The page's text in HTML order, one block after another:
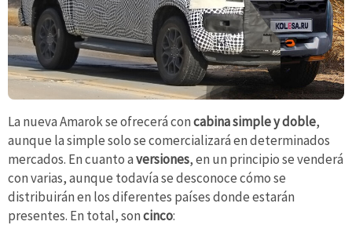
La nueva Amarok se ofrecerá concabina simple y doble,
aunque la simple solo se comercializará en determinados
mercados. En cuanto aversiones, en un principio se venderá
con varias, aunque todavía se desconoce cómo se
distribuirán en los diferentes países donde estarán
presentes. En total, soncinco: